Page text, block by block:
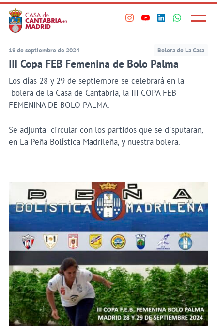
Saltar
al
contenido
principal
Visita
en
Visita
perfil
en
Visita
perfil
en
Visita
perfil
Principal
Menú
19 de septiembre de 2024 Bolera de La Casa
III Copa FEB Femenina de Bolo Palma
Los días 28 y 29 de septiembre se celebrará en la
bolera de la Casa de Cantabria, la III COPA FEB
FEMENINA DE BOLO PALMA.
Se adjunta circular con los partidos que se disputaran,
en La Peña Bolística Madrileña, y nuestra bolera.